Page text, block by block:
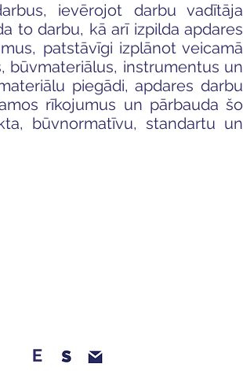
ievērojot darbu vadītāja
to darbu, kā arī izpilda apdares
patstāvīgi izplānot veicamā
būvmateriālus, instrumentus un
piegādi, apdares darbu
rīkojumus un pārbauda šo
būvnormatīvu, standartu un